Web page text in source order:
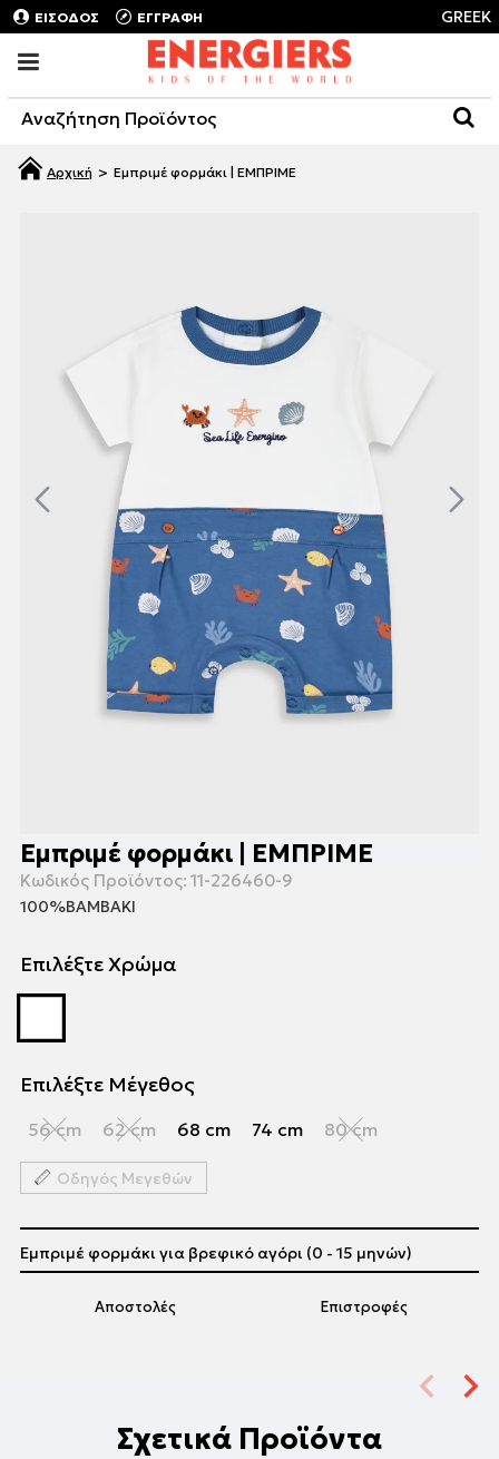
ΕΙΣΟΔΟΣ ΕΓΓΡΑΦΗ GREEK
Εμπριμέ φορμάκι | ΕΜΠΡΙΜΕ
Εμπριμέ φορμάκι | ΕΜΠΡΙΜΕ
Κωδικός Προϊόντος: 11-226460-9
100%ΒΑΜΒΑΚΙ
Επιλέξτε Χρώμα
Επιλέξτε Μέγεθος
56 cm 62 cm 68 cm 74 cm 80 cm
Οδηγός Μεγεθών
Αποστολές Επιστροφές
Εμπριμέ φορμάκι για βρεφικό αγόρι (0 - 15 μηνών)
Σχετικά Προϊόντα